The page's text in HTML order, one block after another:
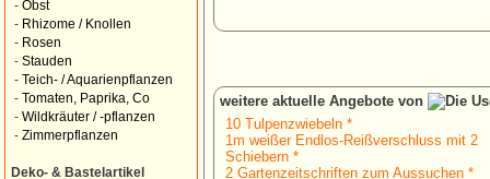
- Obst
- Rhizome / Knollen
- Rosen
- Stauden
- Teich- / Aquarienpflanzen
- Tomaten, Paprika, Co
- Wildkräuter / -pflanzen
- Zimmerpflanzen
Deko- & Bastelartikel
weitere aktuelle Angebote von
10 Tulpenzwiebeln *
1m weißer Endlos-Reißverschluss mit 2
Schiebern *
2 Gartenzeitschriften zum Aussuchen *